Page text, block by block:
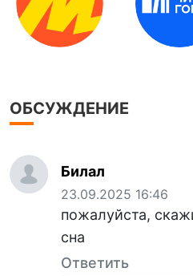
ОБСУЖДЕНИЕ
Билал
23.09.2025 16:46
пожалуйста,
сна
Ответить